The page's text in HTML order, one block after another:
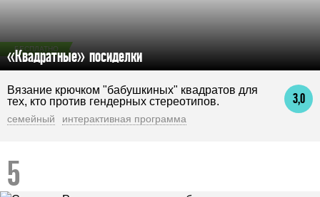
БЕСПЛАТНО
«Квадратные» посиделки
3,0
Вязание крючком "бабушкиных" квадратов для
тех, кто против гендерных стереотипов.
семейный интерактивная программа